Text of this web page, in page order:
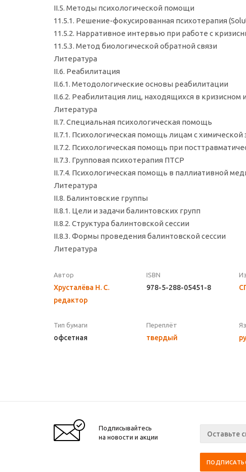
II.5. Методы психологической помощи
11.5.1. Решение-фокусированная психотерапия
11.5.2. Нарративное интервью при работе с
11.5.3. Метод биологической обратной связи
Литература
II.6. Реабилитация
II.6.1. Методологические основы реабилитации
II.6.2. Реабилитация лиц, находящихся в кризисном
Литература
II.7. Специальная психологическая помощь
II.7.1. Психологическая помощь лицам с
II.7.2. Психологическая помощь при
II.7.3. Групповая психотерапия ПТСР
II.7.4. Психологическая помощь в паллиативной
Литература
II.8. Балинтовские группы
II.8.1. Цели и задачи балинтовских групп
II.8.2. Структура балинтовской сессии
II.8.3. Формы проведения балинтовской сессии
Литература
Автор
Хрусталёва Н. С.
редактор
ISBN
978-5-288-05451-8
Тип бумаги
офсетная
Переплёт
твердый
Подписывайтесь
на новости и акции